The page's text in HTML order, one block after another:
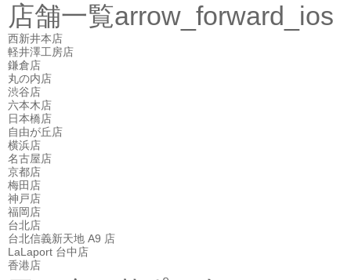
店舗一覧arrow_forward_ios
西新井本店
軽井澤工房店
鎌倉店
丸の内店
渋谷店
六本木店
日本橋店
自由が丘店
横浜店
名古屋店
京都店
梅田店
神戸店
福岡店
台北店
台北信義新天地 A9 店
LaLaport 台中店
香港店